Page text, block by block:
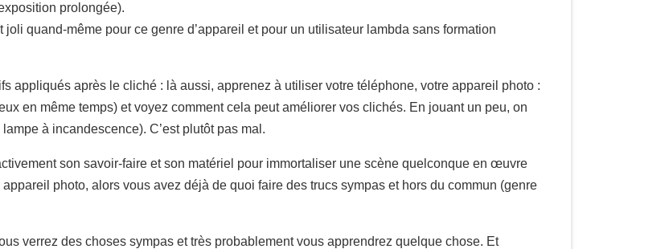
prolongée).
joli quand-même pour ce genre d’appareil et pour un utilisateur lambda sans formation
appliqués après le cliché : là aussi, apprenez à utiliser votre téléphone, votre appareil photo :
en même temps) et voyez comment cela peut améliorer vos clichés. En jouant un peu, on
à incandescence). C’est plutôt pas mal.
son savoir-faire et son matériel pour immortaliser une scène quelconque en œuvre
photo, alors vous avez déjà de quoi faire des trucs sympas et hors du commun (genre
verrez des choses sympas et très probablement vous apprendrez quelque chose. Et